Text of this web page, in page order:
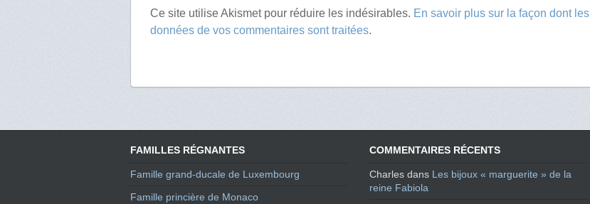
Ce site utilise Akismet pour réduire les indésirables. En savoir plus sur la façon dont les
données de vos commentaires sont traitées.
FAMILLES RÉGNANTES
Famille grand-ducale de Luxembourg
Famille princière de Monaco
COMMENTAIRES RÉCENTS
Charles dans Les bijoux « marguerite » de la
reine Fabiola